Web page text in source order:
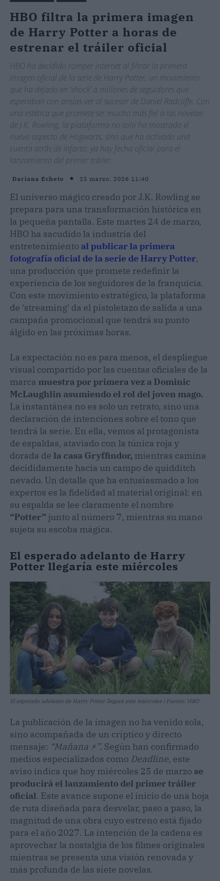
HBO filtra la primera imagen
de Harry Potter a horas de
estrenar el tráiler oficial
HBO ha decidido romper internet al filtrar la primera
imagen oficial de la serie de Harry Potter, un movimiento
que ha dejado en 'shock' a millones de seguidores que
esperaban con ansias ver al sucesor de Daniel Radcliffe. Con
una estética que promete ser mucho más fiel a las novelas
de J.K. Rowling, la plataforma no solo ha mostrado el
nuevo aspecto de Hogwarts, sino que ha activado una
cuenta atrás de infarto: ya hay fecha oficial para el
lanzamiento del primer tráiler.
Dariana Echeto 25 marzo, 2026 11:40
El universo mágico creado por J.K. Rowling se
prepara para una transformación histórica en
la pequeña pantalla. Este martes 24 de marzo,
HBO ha sacudido la industria del
entretenimiento al publicar la primera
fotografía oficial de la serie de Harry Potter,
una producción que promete redefinir la
experiencia de los seguidores de la franquicia.
Con este movimiento estratégico, la plataforma
de 'streaming' da el pistoletazo de salida a una
campaña promocional que tendrá su punto
álgido en las próximas horas.
La expectación no es para menos, el despliegue
visual compartido por las cuentas oficiales de la
marca muestra por primera vez a Dominic
McLaughlin asumiendo el rol del joven mago.
La instantánea no es solo un retrato, sino una
declaración de intenciones sobre el tono que
tendrá la serie. En ella, vemos al protagonista
de espaldas, ataviado con la túnica roja y
dorada de la casa Gryffindor, mientras camina
decididamente hacia un campo de quidditch
nevado. Un detalle que ha entusiasmado a los
expertos es la fidelidad al material original: en
su espalda se lee claramente el nombre
“Potter” junto al número 7, mientras su mano
sujeta su escoba mágica.
El esperado adelanto de Harry
Potter llegaría este miércoles
El esperado adelanto de Harry Potter llegará este miércoles | Fuente: HBO
La publicación de la imagen no ha venido sola,
sino acompañada de un críptico y directo
mensaje: “Mañana ⚡”. Según han confirmado
medios especializados como Deadline, este
aviso indica que hoy miércoles 25 de marzo se
producirá el lanzamiento del primer tráiler
oficial. Este avance supone el inicio de una hoja
de ruta diseñada para desvelar, paso a paso, la
magnitud de una obra cuyo estreno está fijado
para el año 2027. La intención de la cadena es
aprovechar la nostalgia de los filmes originales
mientras se presenta una visión renovada y
más profunda de las siete novelas.